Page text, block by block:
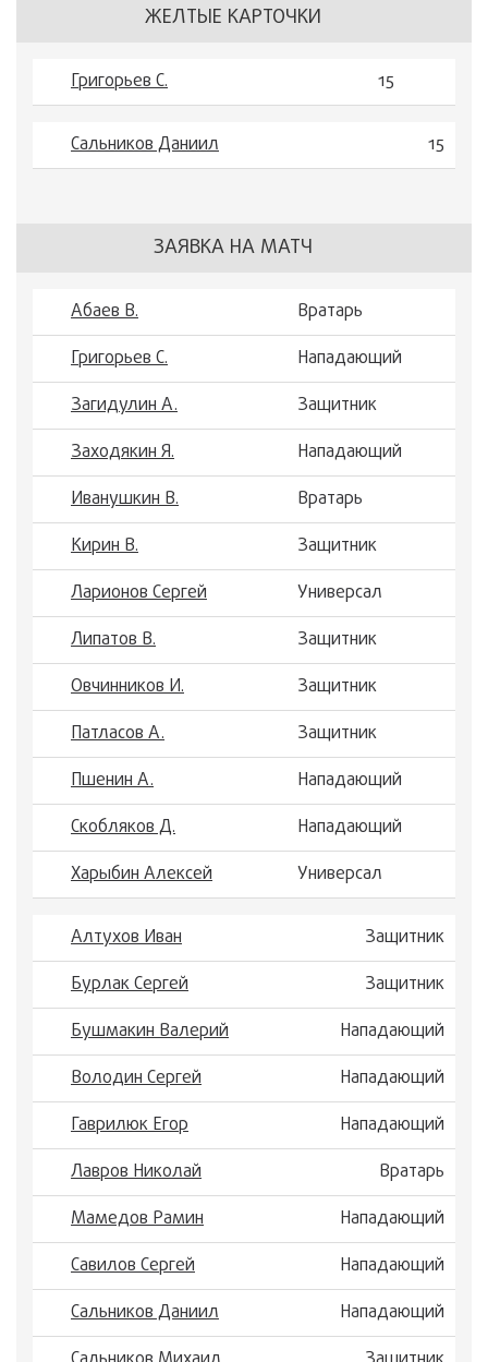
ЖЕЛТЫЕ КАРТОЧКИ
Григорьев С. 15
Сальников Даниил 15
ЗАЯВКА НА МАТЧ
Абаев В.
Вратарь
Григорьев С.
Нападающий
Загидулин А.
Защитник
Заходякин Я.
Нападающий
Иванушкин В.
Вратарь
Кирин В.
Защитник
Ларионов Сергей
Универсал
Липатов В.
Защитник
Овчинников И.
Защитник
Патласов А.
Защитник
Пшенин А.
Нападающий
Скобляков Д.
Нападающий
Харыбин Алексей
Универсал
Алтухов Иван
Защитник
Бурлак Сергей
Защитник
Бушмакин Валерий
Нападающий
Володин Сергей
Нападающий
Гаврилюк Егор
Нападающий
Лавров Николай
Вратарь
Мамедов Рамин
Нападающий
Савилов Сергей
Нападающий
Сальников Даниил
Нападающий